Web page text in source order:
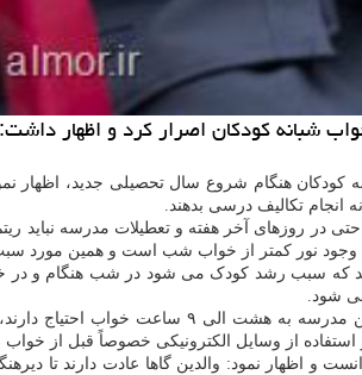
كودكان اصرار كرد و اظهار داشت:
کودکان هنگام شروع سال تحصیلی جدید، اظهار
انجام تکالیف درسی بدهند.
حتی در روزهای آخر هفته و تعطیلات مدرسه
نور کمتر از خواب شب است و همین مورد سبب
که سبب رشد کودک می شود در شب هنگام و
شود.
این روانشناس بالینی با اعلان اینکه
از وسایل الکترونیکی خصوصاً قبل از
و اظهار نمود: والدین گاها عادت دارند تا